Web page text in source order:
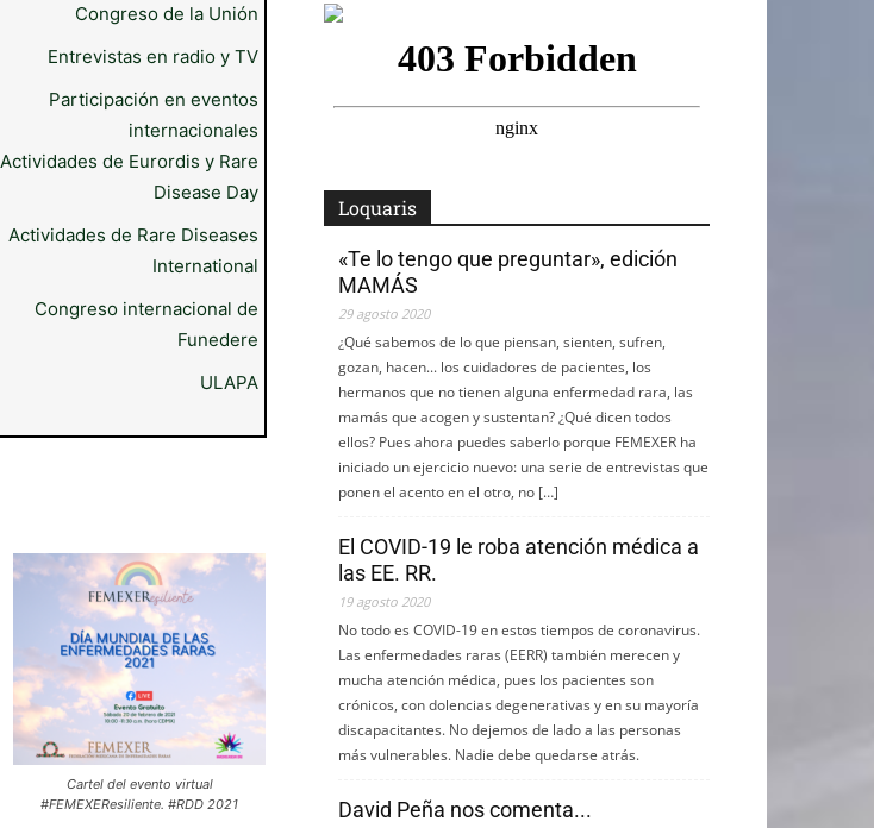
Congreso de la Unión
Entrevistas en radio y TV
Participación en eventos
internacionales
Actividades de Eurordis y Rare
Disease Day
Actividades de Rare Diseases
International
Congreso internacional de
Funedere
ULAPA
Cartel del evento virtual
#FEMEXEResiliente. #RDD 2021
Loquaris
«Te lo tengo que preguntar», edición
MAMÁS
29 agosto 2020
¿Qué sabemos de lo que piensan, sienten, sufren,
gozan, hacen... los cuidadores de pacientes, los
hermanos que no tienen alguna enfermedad rara, las
mamás que acogen y sustentan? ¿Qué dicen todos
ellos? Pues ahora puedes saberlo porque FEMEXER ha
iniciado un ejercicio nuevo: una serie de entrevistas que
ponen el acento en el otro, no […]
El COVID-19 le roba atención médica a
las EE. RR.
19 agosto 2020
No todo es COVID-19 en estos tiempos de coronavirus.
Las enfermedades raras (EERR) también merecen y
mucha atención médica, pues los pacientes son
crónicos, con dolencias degenerativas y en su mayoría
discapacitantes. No dejemos de lado a las personas
más vulnerables. Nadie debe quedarse atrás.
David Peña nos comenta...